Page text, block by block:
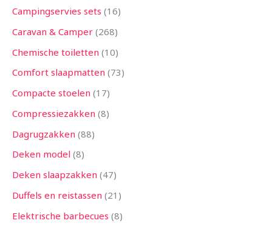
Campingservies sets 16
Caravan & Camper 268
Chemische toiletten 10
Comfort slaapmatten 73
Compacte stoelen 17
Compressiezakken 8
Dagrugzakken 88
Deken model 8
Deken slaapzakken 47
Duffels en reistassen 21
Elektrische barbecues 8